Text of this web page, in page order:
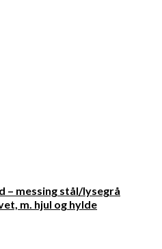
– messing stål/lysegrå
m. hjul og hylde